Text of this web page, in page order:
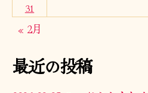
31
« 2月
最近の投稿